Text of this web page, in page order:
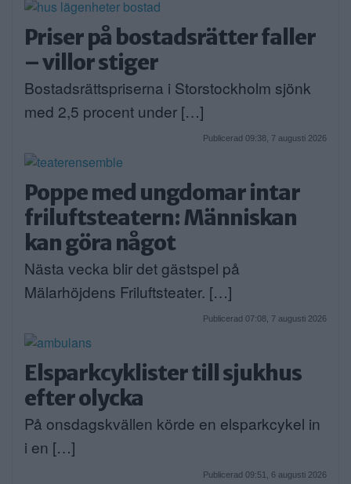
Priser på bostadsrätter faller
– villor stiger
Bostadsrättspriserna i Storstockholm sjönk
med 2,5 procent under […]
Publicerad 09:38, 7 augusti 2026
Poppe med ungdomar intar
friluftsteatern: Människan
kan göra något
Nästa vecka blir det gästspel på
Mälarhöjdens Friluftsteater. […]
Publicerad 07:08, 7 augusti 2026
Elsparkcyklister till sjukhus
efter olycka
På onsdagskvällen körde en elsparkcykel in
i en […]
Publicerad 09:51, 6 augusti 2026